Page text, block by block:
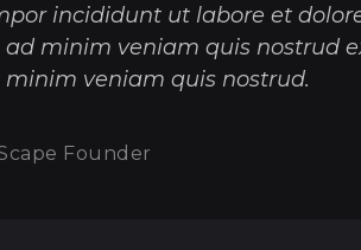
incididunt ut labore et
minim veniam quis nostrud
veniam quis nostrud.
Founder